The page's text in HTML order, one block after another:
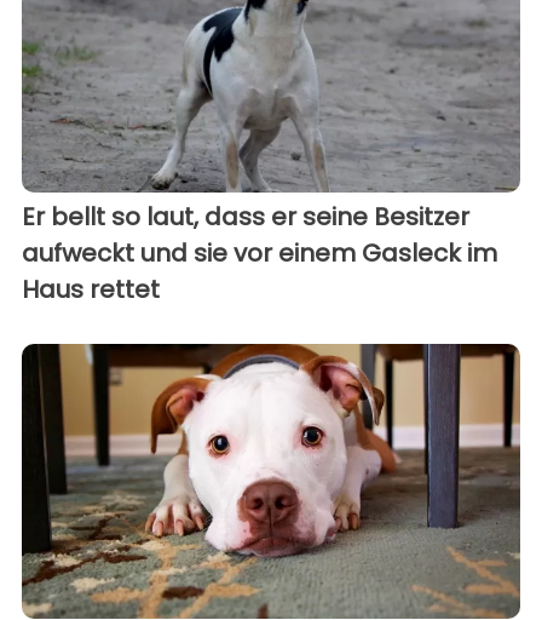
Er bellt so laut, dass er seine Besitzer
aufweckt und sie vor einem Gasleck im
Haus rettet